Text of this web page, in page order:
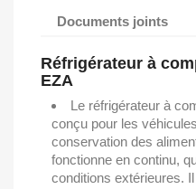
Documents joints
Réfrigérateur à
EZA
Le réfrigérateur à
conçu pour les
conservation des
fonctionne en continu,
conditions extérieures.